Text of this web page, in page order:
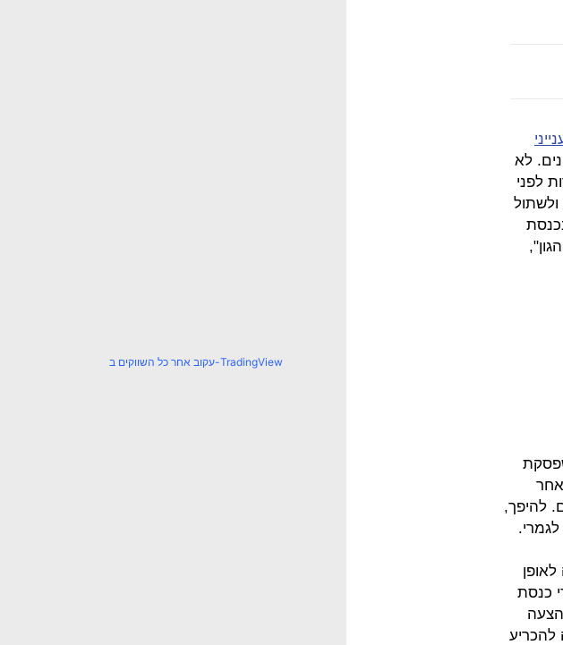
לא
לפני
כנסת. לאחר
ההסבר, והנה לא 61 ולא נעליים. להיפך,
וחירותו". חוק היסוד נחקק ברוב של 32 חברי כנסת
של 61 ועודכנו שההצעה
עקוב אחר כל השווקים ב-TradingView